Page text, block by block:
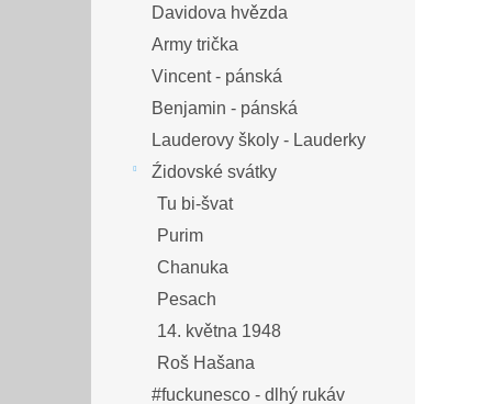
Davidova hvězda
Army trička
Vincent - pánská
Benjamin - pánská
Lauderovy školy - Lauderky
Źidovské svátky
Tu bi-švat
Purim
Chanuka
Pesach
14. května 1948
Roš Hašana
#fuckunesco - dlhý rukáv